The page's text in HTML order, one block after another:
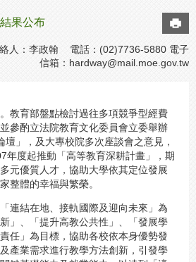
果公布
人：李政翰 電話：(02)7736-5880 電子
信箱： hardway@mail.moe.gov.tw
教育部盤點檢討過往多項競爭型經費
參酌立法院教育文化委員會立委舉辦
壇」，及大專校院多次座談會之意見，
年度起推動「高等教育深耕計畫」，期
元優質人才，協助大學依其定位發展
整體的幸福與繁榮。
連結在地、接軌國際及迎向未來」為
」、「提升高教公共性」、「發展學
任」為目標，協助各校依本身優勢發
產業需求進行教學方法創新，引發學